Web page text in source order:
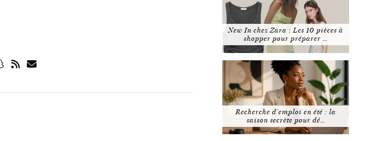
New In chez Zara : Les 10 pièces à
shopper pour préparer …
Recherche d’emploi en été : la
saison secrète pour dé…